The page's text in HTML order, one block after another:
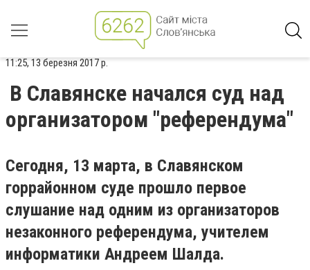
11:25, 13 березня 2017 р.
В Славянске начался суд над
организатором "референдума"
Сегодня, 13 марта, в Славянском
горрайонном суде прошло первое
слушание над одним из организаторов
незаконного референдума, учителем
информатики Андреем Шалда.